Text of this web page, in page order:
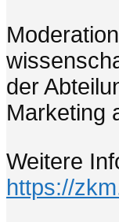
der
Marketing
Weitere
https://